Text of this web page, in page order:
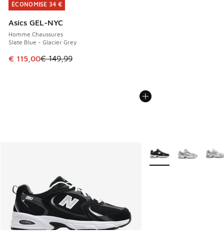
ÉCONOMISE 34 €
Asics GEL-NYC
Homme Chaussures
Slate Blue - Glacier Grey
Cet article est en promotion. Prix en baisse de € 149,99 à
€ 115,00€ 149,99
ÉCONOMISE 34 €
Plus de couleurs